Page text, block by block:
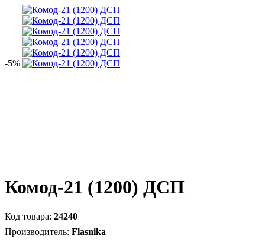
-5%
Комод-21 (1200) ДСП
24240
Flasnika